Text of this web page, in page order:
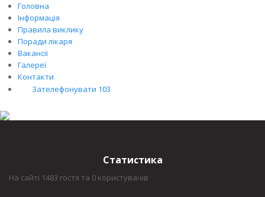
Головна
Інформація
Правила виклику
Поради лікаря
Вакансії
Галереї
Контакти
Зателефонувати 103
Статистика
На сайті 1483 гостя та 0 користувачів